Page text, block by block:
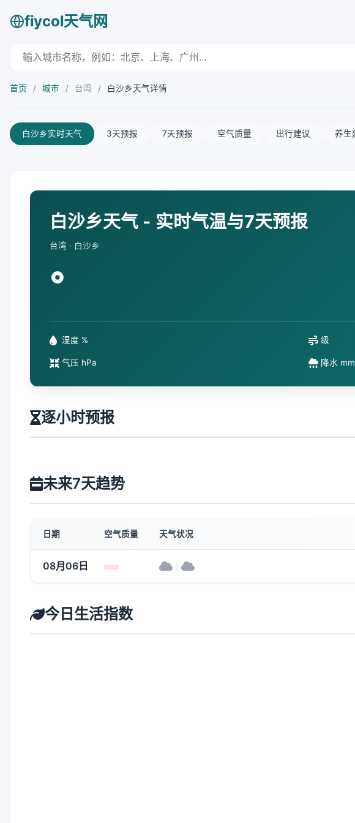
fiycol天气网
首页 / 城市 / 台湾 / 白沙乡天气详情
白沙乡实时天气 3天预报 7天预报 空气质量 出行建议 养生
白沙乡天气 - 实时气温与7天预报
台湾 · 白沙乡
°
湿度 % 级
气压 hPa 降水 mm
逐小时预报
未来7天趋势
日期 空气质量 天气状况
08月06日
今日生活指数